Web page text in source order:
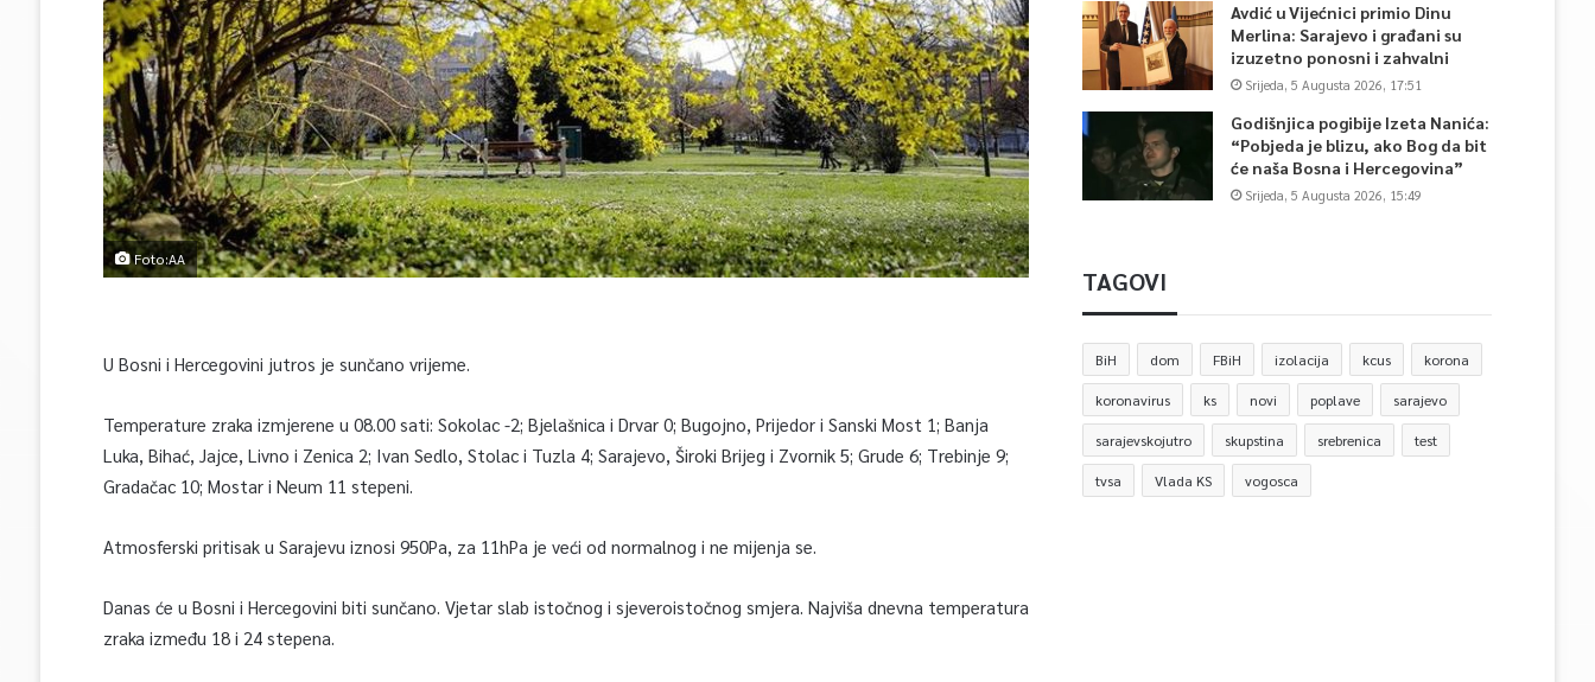
Foto:AA
U Bosni i Hercegovini jutros je sunčano vrijeme.
Temperature zraka izmjerene u 08.00 sati: Sokolac -2; Bjelašnica i Drvar 0; Bugojno, Prijedor i Sanski Most 1; Banja
Luka, Bihać, Jajce, Livno i Zenica 2; Ivan Sedlo, Stolac i Tuzla 4; Sarajevo, Široki Brijeg i Zvornik 5; Grude 6; Trebinje 9;
Gradačac 10; Mostar i Neum 11 stepeni.
Atmosferski pritisak u Sarajevu iznosi 950Pa, za 11hPa je veći od normalnog i ne mijenja se.
Danas će u Bosni i Hercegovini biti sunčano. Vjetar slab istočnog i sjeveroistočnog smjera. Najviša dnevna temperatura
zraka između 18 i 24 stepena.
Avdić u Vijećnici primio Dinu
Merlina: Sarajevo i građani su
izuzetno ponosni i zahvalni
Srijeda, 5 Augusta 2026, 17:51
Godišnjica pogibije Izeta Nanića:
“Pobjeda je blizu, ako Bog da bit
će naša Bosna i Hercegovina”
Srijeda, 5 Augusta 2026, 15:49
TAGOVI
BiH dom FBiH izolacija kcus korona
koronavirus ks novi poplave sarajevo
sarajevskojutro skupstina srebrenica test
tvsa Vlada KS vogosca